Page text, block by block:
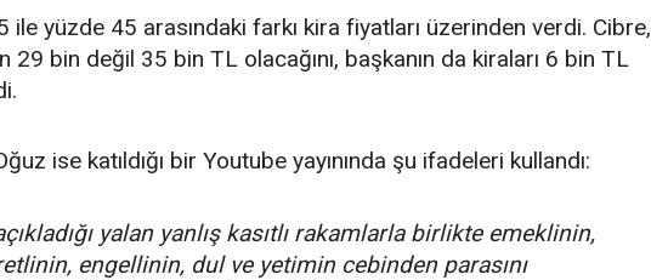
ile yüzde 45 arasındaki farkı kira fiyatları üzerinden verdi. Cibre,
29 bin değil 35 bin TL olacağını, başkanın da kiraları 6 bin TL
ise katıldığı bir Youtube yayınında şu ifadeleri kullandı:
yalan yanlış kasıtlı rakamlarla birlikte emeklinin,
engellinin, dul ve yetimin cebinden parasını